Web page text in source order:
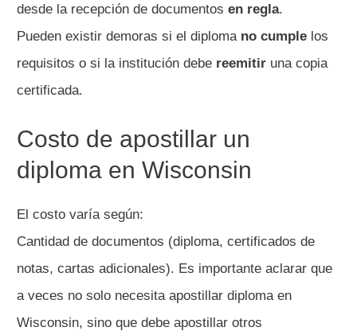
desde la recepción de documentos en regla.
Pueden existir demoras si el diploma no cumple los
requisitos o si la institución debe reemitir una copia
certificada.
Costo de apostillar un
diploma en Wisconsin
El costo varía según:
Cantidad de documentos (diploma, certificados de
notas, cartas adicionales). Es importante aclarar que
a veces no solo necesita apostillar diploma en
Wisconsin, sino que debe apostillar otros